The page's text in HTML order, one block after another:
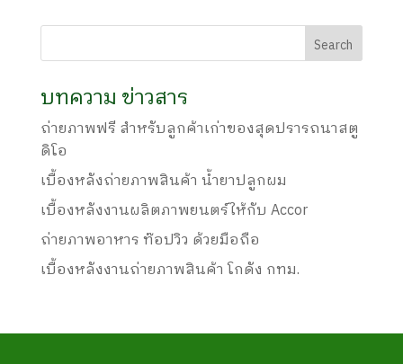
บทความ ข่าวสาร
ถ่ายภาพฟรี สำหรับลูกค้าเก่าของสุดปรารถนาสตู
ดิโอ
เบื้องหลังถ่ายภาพสินค้า น้ำยาปลูกผม
เบื้องหลังงานผลิตภาพยนตร์ให้กับ Accor
ถ่ายภาพอาหาร ท๊อปวิว ด้วยมือถือ
เบื้องหลังงานถ่ายภาพสินค้า โกดัง กทม.